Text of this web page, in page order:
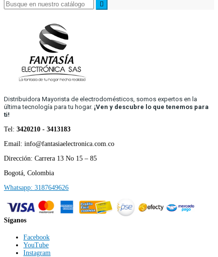

Distribuidora Mayorista de electrodomésticos, somos expertos en la
última tecnología para tu hogar. ¡Ven y descubre lo que tenemos para
ti!
Tel: 3420210 - 3413183
Email: info@fantasiaelectronica.com.co
Dirección: Carrera 13 No 15 – 85
Bogotá, Colombia
Whatsapp: 3187649626
Síganos
Facebook
YouTube
Instagram